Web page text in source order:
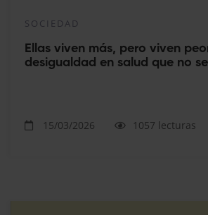
SOCIEDAD
Ellas viven más, pero viven
desigualdad en salud que no
15/03/2026 1057 lecturas